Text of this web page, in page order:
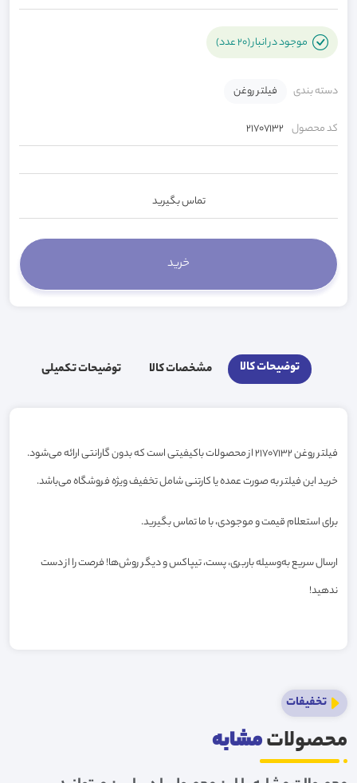
موجود در انبار (20 عدد)
دسته بندی فیلتر روغن
کد محصول 21707132
تماس بگیرید
توضیحات کالا مشخصات کالا توضیحات تکمیلی
فیلتر روغن 21707132 از محصولات باکیفیتی است که بدون گارانتی ارائه می‌شود.
خرید این فیلتر به صورت عمده یا کارتنی شامل تخفیف ویژه فروشگاه می‌باشد.
برای استعلام قیمت و موجودی، با ما تماس بگیرید.
ارسال سریع به‌وسیله باربری، پست، تیپاکس و دیگر روش‌ها! فرصت را از دست
ندهید!
تخفیفات
محصولاتمشابه